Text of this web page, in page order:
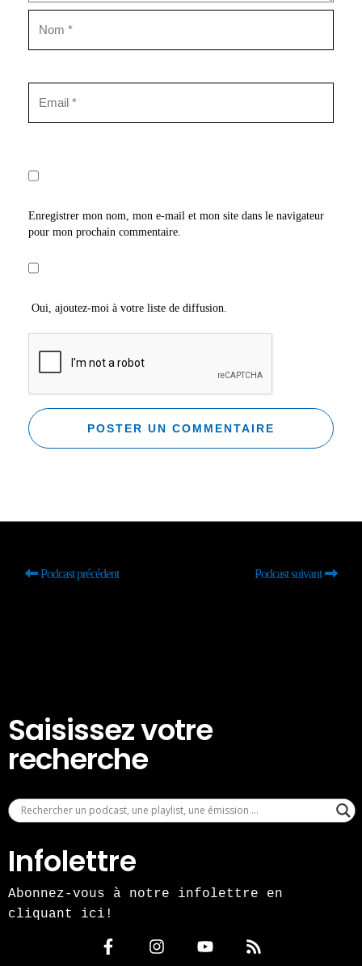
Enregistrer mon nom, mon e-mail et mon site dans le navigateur
pour mon prochain commentaire.
Oui, ajoutez-moi à votre liste de diffusion.
Podcast précédent Podcast suivant
Saisissez votre
recherche
Infolettre
Abonnez-vous à notre infolettre en
cliquant ici!